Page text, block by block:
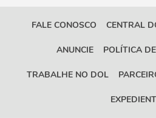
FALE CONOSCO CENTRAL
ANUNCIE POLÍTICA
TRABALHE NO DOL